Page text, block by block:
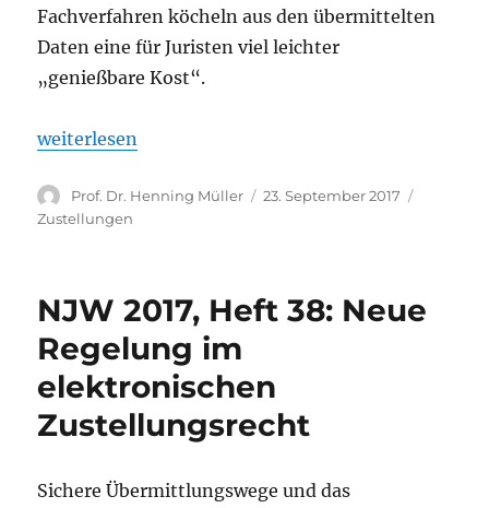
Fachverfahren köcheln aus den übermittelten
Daten eine für Juristen viel leichter
„genießbare Kost“.
„Das elektronische Empfangsbekenntnis (eEB) –
weiterlesen
Autor
Prof. Dr. Henning Müller
Veröffentlicht
23. September 2017
Zustellungen
NJW 2017, Heft 38: Neue
Regelung im
elektronischen
Zustellungsrecht
Sichere Übermittlungswege und das